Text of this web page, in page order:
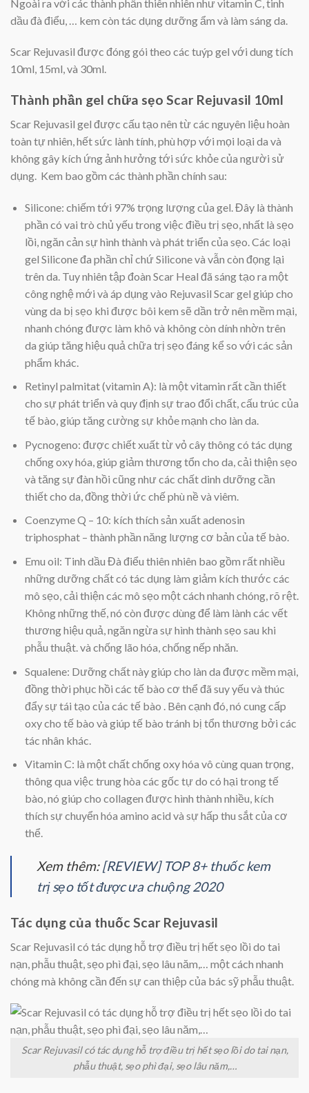
Ngoài ra với các thành phần thiên nhiên như vitamin C, tinh
dầu đà điểu, … kem còn tác dụng dưỡng ẩm và làm sáng da.
Scar Rejuvasil được đóng gói theo các tuýp gel với dung tích
10ml, 15ml, và 30ml.
Thành phần gel chữa sẹo Scar Rejuvasil 10ml
Scar Rejuvasil gel được cấu tạo nên từ các nguyên liệu hoàn
toàn tự nhiên, hết sức lành tính, phù hợp với mọi loại da và
không gây kích ứng ảnh hưởng tới sức khỏe của người sử
dụng. Kem bao gồm các thành phần chính sau:
Silicone: chiếm tới 97% trọng lượng của gel. Đây là thành
phần có vai trò chủ yếu trong việc điều trị sẹo, nhất là sẹo
lồi, ngăn cản sự hình thành và phát triển của sẹo. Các loại
gel Silicone đa phần chỉ chứ Silicone và vẫn còn đọng lại
trên da. Tuy nhiên tập đoàn Scar Heal đã sáng tạo ra một
công nghệ mới và áp dụng vào Rejuvasil Scar gel giúp cho
vùng da bị sẹo khi được bôi kem sẽ dần trở nên mềm mại,
nhanh chóng được làm khô và không còn dính nhờn trên
da giúp tăng hiệu quả chữa trị sẹo đáng kể so với các sản
phẩm khác.
Retinyl palmitat (vitamin A): là một vitamin rất cần thiết
cho sự phát triển và quy định sự trao đổi chất, cấu trúc của
tế bào, giúp tăng cường sự khỏe mạnh cho làn da.
Pycnogeno: được chiết xuất từ vỏ cây thông có tác dụng
chống oxy hóa, giúp giảm thương tổn cho da, cải thiện sẹo
và tăng sự đàn hồi cũng như các chất dinh dưỡng cần
thiết cho da, đồng thời ức chế phù nề và viêm.
Coenzyme Q – 10: kích thích sản xuất adenosin
triphosphat – thành phần năng lượng cơ bản của tế bào.
Emu oil: Tinh dầu Đà điểu thiên nhiên bao gồm rất nhiều
những dưỡng chất có tác dụng làm giảm kích thước các
mô sẹo, cải thiện các mô sẹo một cách nhanh chóng, rõ rệt.
Không những thế, nó còn được dùng để làm lành các vết
thương hiệu quả, ngăn ngừa sự hình thành sẹo sau khi
phẫu thuật. và chống lão hóa, chống nếp nhăn.
Squalene: Dưỡng chất này giúp cho làn da được mềm mại,
đồng thời phục hồi các tế bào cơ thể đã suy yếu và thúc
đẩy sự tái tạo của các tế bào . Bên cạnh đó, nó cung cấp
oxy cho tế bào và giúp tế bào tránh bị tổn thương bởi các
tác nhân khác.
Vitamin C: là một chất chống oxy hóa vô cùng quan trọng,
thông qua việc trung hòa các gốc tự do có hại trong tế
bào, nó giúp cho collagen được hình thành nhiều, kích
thích sự chuyển hóa amino acid và sự hấp thu sắt của cơ
thể.
Xem thêm:[REVIEW] TOP 8+ thuốc kem
trị sẹo tốt được ưa chuộng 2020
Tác dụng của thuốc Scar Rejuvasil
Scar Rejuvasil có tác dụng hỗ trợ điều trị hết sẹo lồi do tai
nạn, phẫu thuật, sẹo phì đại, sẹo lâu năm,… một cách nhanh
chóng mà không cần đến sự can thiệp của bác sỹ phẫu thuật.
Scar Rejuvasil có tác dụng hỗ trợ điều trị hết sẹo lồi do tai nạn,
phẫu thuật, sẹo phì đại, sẹo lâu năm,…